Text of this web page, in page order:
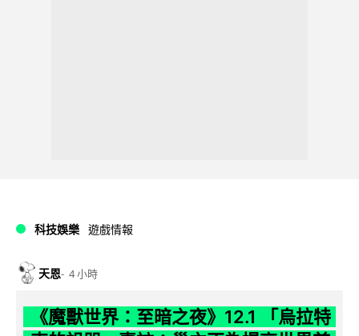
科技娛樂 遊戲情報
天恩 4 小時
《魔獸世界：至暗之夜》12.1 「烏拉特